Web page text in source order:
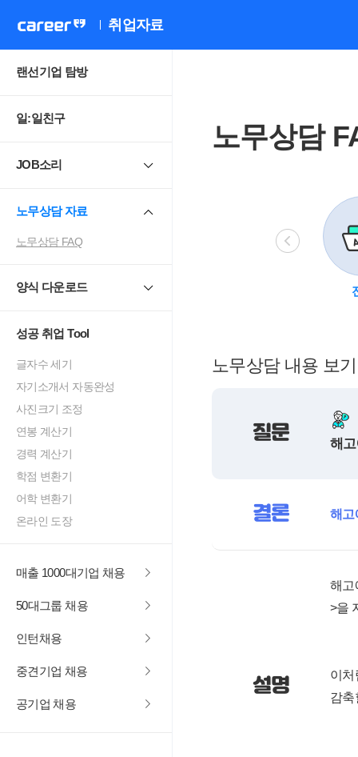
취업자료
랜선기업 탐방
일:일친구
JOB소리
노무상담 자료
노무상담 FAQ
양식 다운로드
성공 취업 Tool
글자수 세기
자기소개서 자동완성
사진크기 조정
연봉 계산기
경력 계산기
학점 변환기
어학 변환기
온라인 도장
매출 1000대기업 채용
50대그룹 채용
인턴채용
중견기업 채용
공기업 채용
노무상담
비정규직 모성보호
노무상담 내용 보기
질문 해
결론 해고
설명
해고
>을
이처
감축